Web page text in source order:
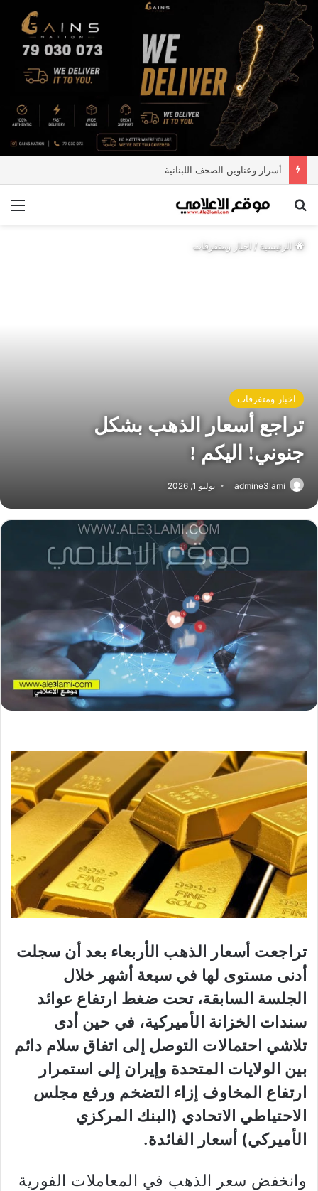
أسرار وعناوين الصحف اللبنانية
بحث عن
الرئيسية/ اخبار ومتفرقات
اخبار ومتفرقات
تراجع أسعار الذهب بشكل
جنوني! اليكم !
admine3lami يوليو 1, 2026
تراجعت ‌أسعار الذهب الأربعاء بعد أن سجلت
أدنى مستوى ⁠لها في سبعة أشهر خلال
الجلسة السابقة، تحت ضغط ارتفاع عوائد
سندات الخزانة الأميركية، في حين أدى
تلاشي احتمالات التوصل إلى اتفاق سلام دائم
بين الولايات المتحدة وإيران إلى استمرار
ارتفاع المخاوف إزاء التضخم ورفع مجلس
الاحتياطي الاتحادي (البنك المركزي
الأميركي) أسعار الفائدة.
وانخفض سعر الذهب في المعاملات الفورية